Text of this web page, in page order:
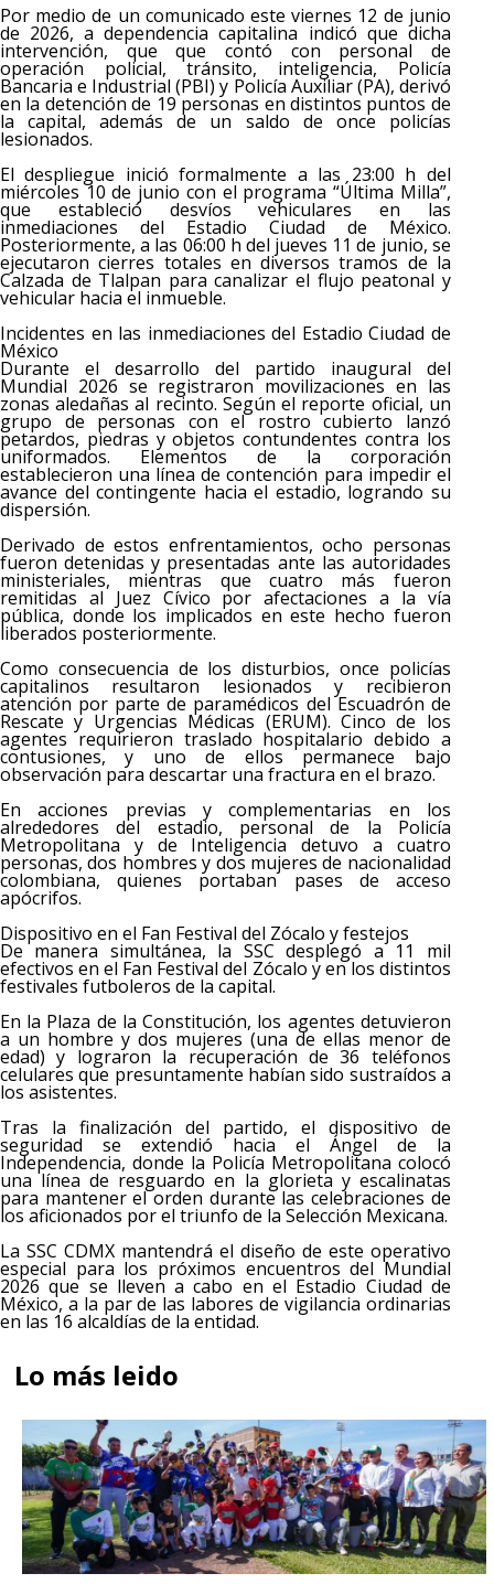
Por medio de un comunicado este viernes 12 de junio
de 2026, a dependencia capitalina indicó que dicha
intervención, que que contó con personal de
operación policial, tránsito, inteligencia, Policía
Bancaria e Industrial (PBI) y Policía Auxiliar (PA), derivó
en la detención de 19 personas en distintos puntos de
la capital, además de un saldo de once policías
lesionados.
El despliegue inició formalmente a las 23:00 h del
miércoles 10 de junio con el programa “Última Milla”,
que estableció desvíos vehiculares en las
inmediaciones del Estadio Ciudad de México.
Posteriormente, a las 06:00 h del jueves 11 de junio, se
ejecutaron cierres totales en diversos tramos de la
Calzada de Tlalpan para canalizar el flujo peatonal y
vehicular hacia el inmueble.
Incidentes en las inmediaciones del Estadio Ciudad de
México
Durante el desarrollo del partido inaugural del
Mundial 2026 se registraron movilizaciones en las
zonas aledañas al recinto. Según el reporte oficial, un
grupo de personas con el rostro cubierto lanzó
petardos, piedras y objetos contundentes contra los
uniformados. Elementos de la corporación
establecieron una línea de contención para impedir el
avance del contingente hacia el estadio, logrando su
dispersión.
Derivado de estos enfrentamientos, ocho personas
fueron detenidas y presentadas ante las autoridades
ministeriales, mientras que cuatro más fueron
remitidas al Juez Cívico por afectaciones a la vía
pública, donde los implicados en este hecho fueron
liberados posteriormente.
Como consecuencia de los disturbios, once policías
capitalinos resultaron lesionados y recibieron
atención por parte de paramédicos del Escuadrón de
Rescate y Urgencias Médicas (ERUM). Cinco de los
agentes requirieron traslado hospitalario debido a
contusiones, y uno de ellos permanece bajo
observación para descartar una fractura en el brazo.
En acciones previas y complementarias en los
alrededores del estadio, personal de la Policía
Metropolitana y de Inteligencia detuvo a cuatro
personas, dos hombres y dos mujeres de nacionalidad
colombiana, quienes portaban pases de acceso
apócrifos.
Dispositivo en el Fan Festival del Zócalo y festejos
De manera simultánea, la SSC desplegó a 11 mil
efectivos en el Fan Festival del Zócalo y en los distintos
festivales futboleros de la capital.
En la Plaza de la Constitución, los agentes detuvieron
a un hombre y dos mujeres (una de ellas menor de
edad) y lograron la recuperación de 36 teléfonos
celulares que presuntamente habían sido sustraídos a
los asistentes.
Tras la finalización del partido, el dispositivo de
seguridad se extendió hacia el Ángel de la
Independencia, donde la Policía Metropolitana colocó
una línea de resguardo en la glorieta y escalinatas
para mantener el orden durante las celebraciones de
los aficionados por el triunfo de la Selección Mexicana.
La SSC CDMX mantendrá el diseño de este operativo
especial para los próximos encuentros del Mundial
2026 que se lleven a cabo en el Estadio Ciudad de
México, a la par de las labores de vigilancia ordinarias
en las 16 alcaldías de la entidad.
Lo más leido